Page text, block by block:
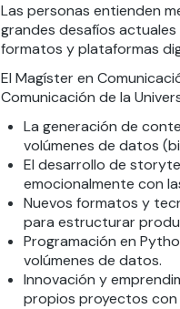
Las personas entienden
grandes desafíos
formatos y plataformas
El Magíster en
Comunicación de la
La generación de
volúmenes de datos
El desarrollo de
emocionalmente con
Nuevos formatos y
para estructurar
Programación en
volúmenes de datos.
Innovación y
propios proyectos con